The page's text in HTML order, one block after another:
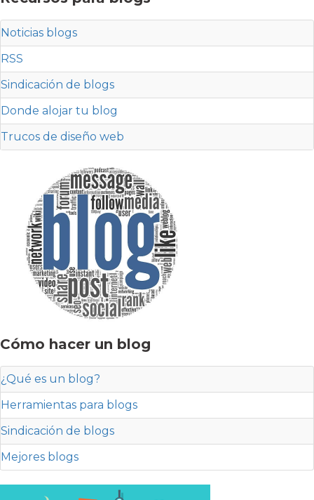
Noticias blogs
RSS
Sindicación de blogs
Donde alojar tu blog
Trucos de diseño web
Cómo hacer un blog
¿Qué es un blog?
Herramientas para blogs
Sindicación de blogs
Mejores blogs